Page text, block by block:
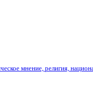
мнение, религия,